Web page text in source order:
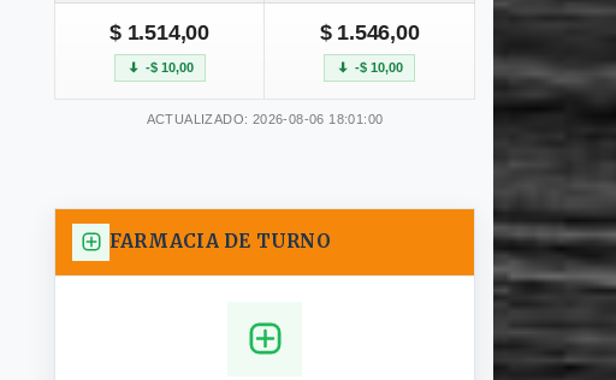
$ 1.514,00
-$ 10,00
$ 1.546,00
-$ 10,00
ACTUALIZADO: 2026-08-06 18:01:00
FARMACIA DE TURNO